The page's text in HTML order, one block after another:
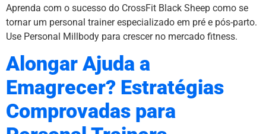
Aprenda com o sucesso do CrossFit Black Sheep como se
tornar um personal trainer especializado em pré e pós-parto.
Use Personal Millbody para crescer no mercado fitness.
Alongar Ajuda a
Emagrecer? Estratégias
Comprovadas para